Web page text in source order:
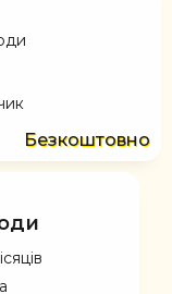
Безкоштовно